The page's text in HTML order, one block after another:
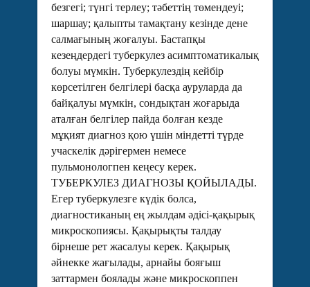
безгегі; түнгі терлеу; тәбеттің төмендеуі;
шаршау; қалыпты тамақтану кезінде дене
салмағының жоғалуы. Бастапқы
кезеңдердегі туберкулез асимптоматикалық
болуы мүмкін. Туберкулездің кейбір
көрсетілген белгілері басқа ауруларда да
байқалуы мүмкін, сондықтан жоғарыда
аталған белгілер пайда болған кезде
мұқият диагноз қою үшін міндетті түрде
учаскелік дәрігермен немесе
пульмонологпен кеңесу керек.
ТУБЕРКУЛЕЗ ДИАГНОЗЫ ҚОЙЫЛАДЫ.
Егер туберкулезге күдік болса,
диагностиканың ең жылдам әдісі-қақырық
микроскопиясы. Қақырықты талдау
бірнеше рет жасалуы керек. Қақырық
әйнекке жағылады, арнайы бояғыш
заттармен боялады және микроскоппен